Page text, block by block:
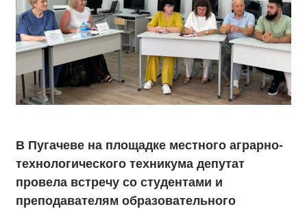
В Пугачеве на площадке местного аграрно-
технологического техникума депутат
провела встречу со студентами и
преподавателям образовательного